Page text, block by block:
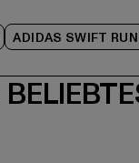
ADIDAS SWIFT RUN